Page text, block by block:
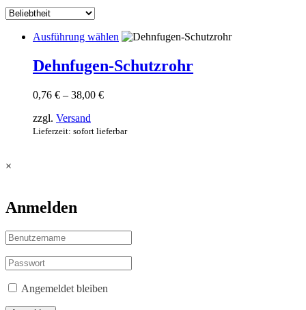
Ausführung wählen Dieses
weist
mehrere
können
Dehnfugen-Schutzrohr
0,76 € – 38,00 €Preisspanne:
38,00 €
zzgl. Versand
Lieferzeit: sofort lieferbar
×
Anmelden
Angemeldet bleiben